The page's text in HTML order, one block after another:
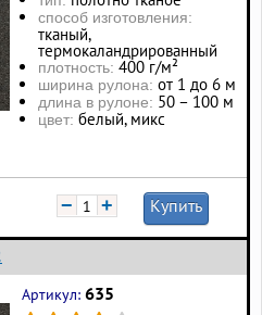
способ изготовления:
тканый,
термокаландрированный
плотность: 400 г/м²
ширина рулона: от 1 до 6 м
длина в рулоне: 50 – 100 м
цвет: белый, микс
− + Купить
Артикул: 635